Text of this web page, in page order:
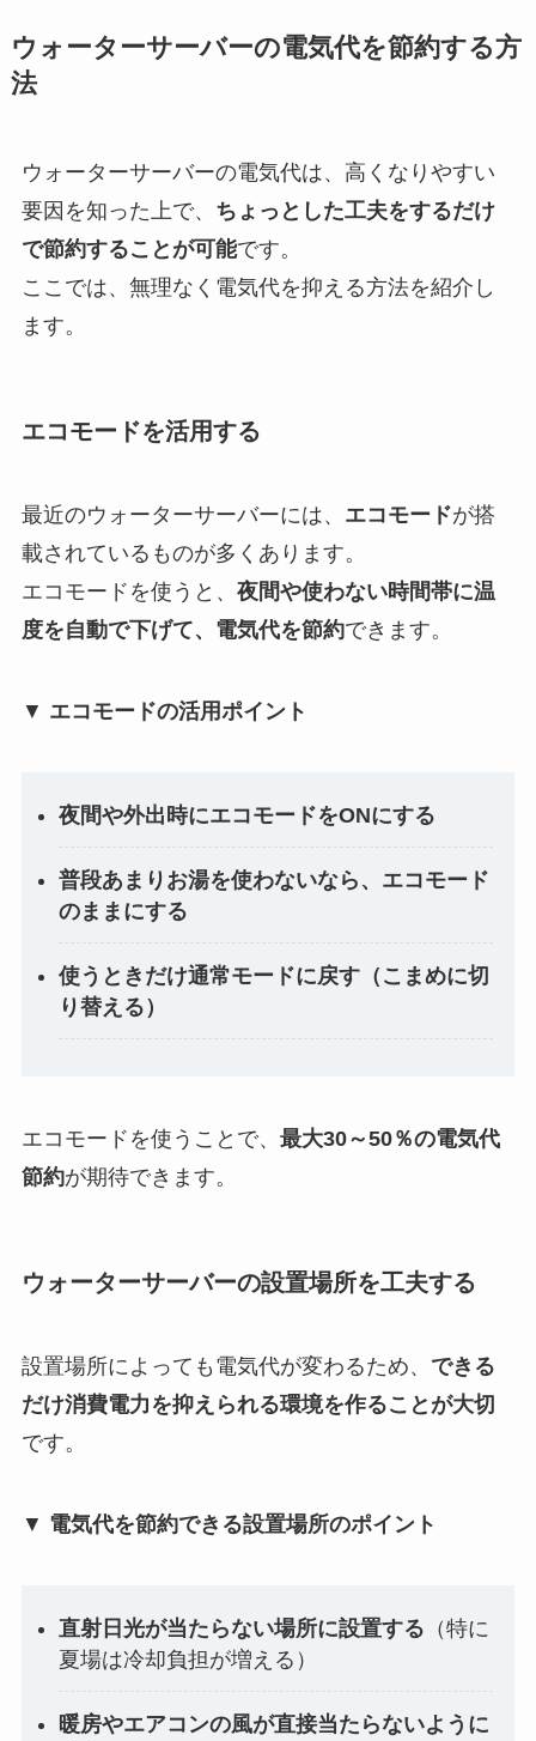
ウォーターサーバーの電気代を節約する方
法
ウォーターサーバーの電気代は、高くなりやすい
要因を知った上で、 ちょっとした工夫をするだけ
で節約することが可能です。
ここでは、無理なく電気代を抑える方法を紹介し
ます。
エコモードを活用する
最近のウォーターサーバーには、 エコモードが搭
載されているものが多くあります。
エコモードを使うと、 夜間や使わない時間帯に温
度を自動で下げて、電気代を節約できます。
▼ エコモードの活用ポイント
夜間や外出時にエコモードをONにする
普段あまりお湯を使わないなら、エコモード
のままにする
使うときだけ通常モードに戻す（こまめに切
り替える）
エコモードを使うことで、 最大30～50％の電気代
節約が期待できます。
ウォーターサーバーの設置場所を工夫する
設置場所によっても電気代が変わるため、 できる
だけ消費電力を抑えられる環境を作ることが大切
です。
▼ 電気代を節約できる設置場所のポイント
直射日光が当たらない場所に設置する （特に
夏場は冷却負担が増える）
暖房やエアコンの風が直接当たらないように